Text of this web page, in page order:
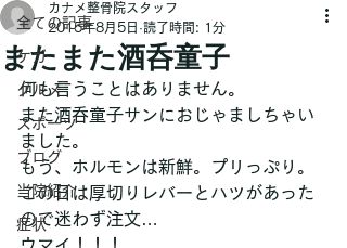
全ての記事
ケガ
グルメ
スポーツ
ブログ
当院紹介
症状
またまた酒呑童子
カナメ整骨院スタッフ
2015年8月5日 読了時間: 1分
何も言うことはありません。
また酒呑童子サンにおじゃましちゃい
ました。
もう、ホルモンは新鮮。プリっぷり。
この日は厚切りレバーとハツがあった
ので迷わず注文…